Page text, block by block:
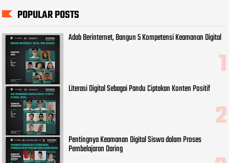
POPULAR POSTS
Adab Berinternet, Bangun 5 Kompetensi Keamanan Digital
Literasi Digital Sebagai Pandu Ciptakan Konten Positif
Pentingnya Keamanan Digital Siswa dalam Proses
Pembelajaran Daring